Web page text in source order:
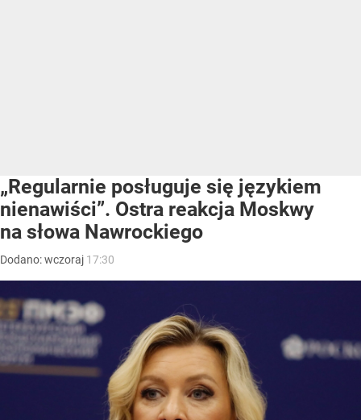
„Regularnie posługuje się językiem
nienawiści”. Ostra reakcja Moskwy
na słowa Nawrockiego
Dodano:wczoraj 17:30